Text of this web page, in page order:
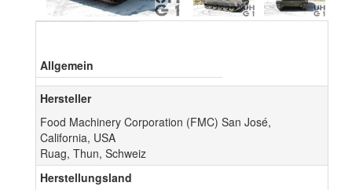
Allgemein
Hersteller
Food Machinery Corporation (FMC) San José,
California, USA
Ruag, Thun, Schweiz
Herstellungsland